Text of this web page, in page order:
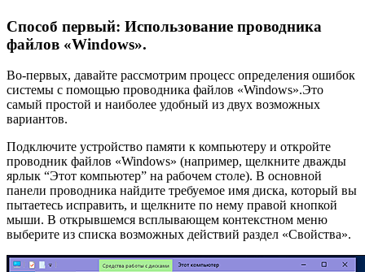
Способ первый: Использование проводника
файлов «Windows».
Во-первых, давайте рассмотрим процесс определения ошибок
системы с помощью проводника файлов «Windows».Это
самый простой и наиболее удобный из двух возможных
вариантов.
Подключите устройство памяти к компьютеру и откройте
проводник файлов «Windows» (например, щелкните дважды
ярлык “Этот компьютер” на рабочем столе). В основной
панели проводника найдите требуемое имя диска, который вы
пытаетесь исправить, и щелкните по нему правой кнопкой
мыши. В открывшемся всплывающем контекстном меню
выберите из списка возможных действий раздел «Свойства».